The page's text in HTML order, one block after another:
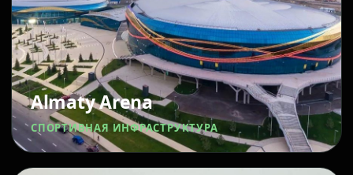
Almaty Arena
СПОРТИВНАЯ ИНФРАСТРУКТУРА